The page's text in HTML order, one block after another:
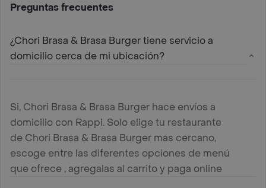
Preguntas frecuentes
¿Chori Brasa & Brasa Burger tiene servicio a
domicilio cerca de mi ubicación?
Si, Chori Brasa & Brasa Burger hace envíos a
domicilio con Rappi. Solo elige tu restaurante
de Chori Brasa & Brasa Burger mas cercano,
escoge entre las diferentes opciones de menú
que ofrece , agregalas al carrito y paga online